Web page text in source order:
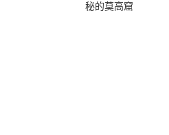
秘的莫高窟